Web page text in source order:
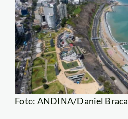
Foto: ANDINA/Daniel